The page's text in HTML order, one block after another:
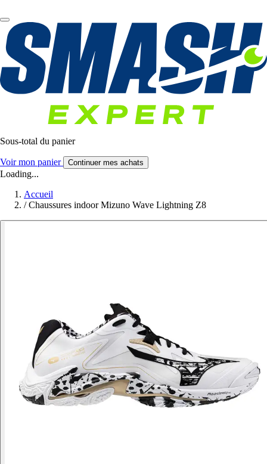
Sous-total du panier
Voir mon panier Continuer mes achats
Loading...
Accueil
/ Chaussures indoor Mizuno Wave Lightning Z8